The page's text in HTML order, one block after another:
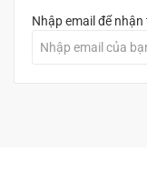
Nhập email để